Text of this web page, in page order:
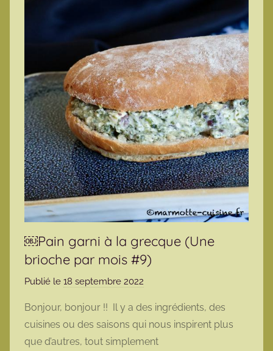
￼Pain garni à la grecque (Une
brioche par mois #9)
Publié le 18 septembre 2022
r
m
a
Bonjour, bonjour !! Il y a des ingrédients, des
cuisines ou des saisons qui nous inspirent plus
que d’autres, tout simplement